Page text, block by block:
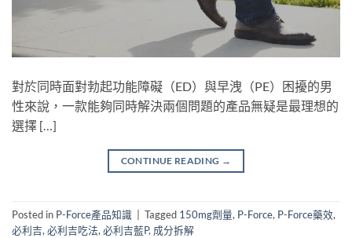
對於同時面對勃起功能障礙（ED）與早洩（PE）困擾的男
性來說，一款能夠同時解決兩個問題的產品無疑是最理想的
選擇 […]
CONTINUE READING →
Posted in P-Force產品知識 Tagged 150mg劑量, P-Force, P-Force藥效,
必利吉,必利吉吃法,必利吉藍P, 成分拆解